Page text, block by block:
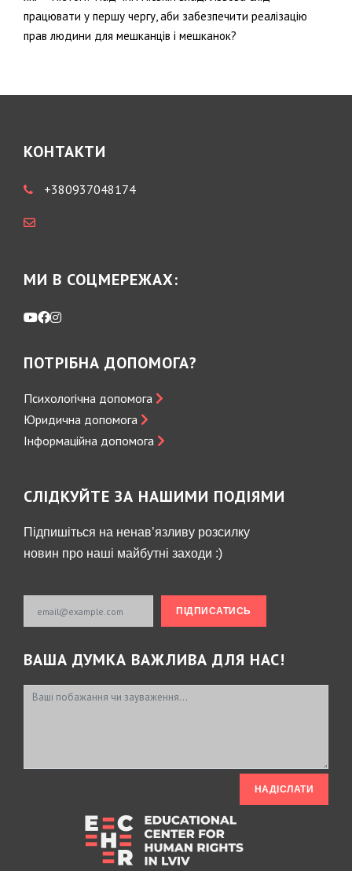
працювати у першу чергу, аби забезпечити реалізацію
прав людини для мешканців і мешканок?
КОНТАКТИ
+380937048174
МИ В СОЦМЕРЕЖАХ:
ПОТРІБНА ДОПОМОГА?
Психологічна допомога
Юридична допомога
Інформаційна допомога
СЛІДКУЙТЕ ЗА НАШИМИ ПОДІЯМИ
Підпишіться на ненав’язливу розсилку
новин про наші майбутні заходи :)
Email ПІДПИСАТИСЬ
ВAША ДУМКА ВАЖЛИВА ДЛЯ НАС!
НАДІСЛАТИ